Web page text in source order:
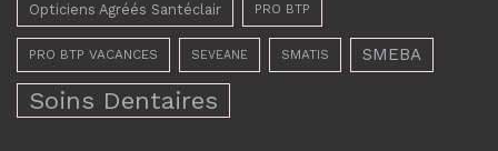
Opticiens Agréés Santéclair PRO BTP
PRO BTP VACANCES SEVEANE SMATIS SMEBA
Soins Dentaires